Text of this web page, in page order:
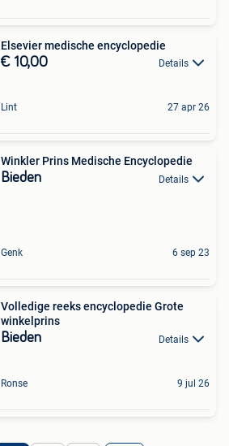
Elsevier medische encyclopedie
€ 10,00 Details
Lint 27 apr 26
Winkler Prins Medische Encyclopedie
Bieden Details
Genk 6 sep 23
Volledige reeks encyclopedie Grote
winkelprins
Bieden Details
Ronse 9 jul 26